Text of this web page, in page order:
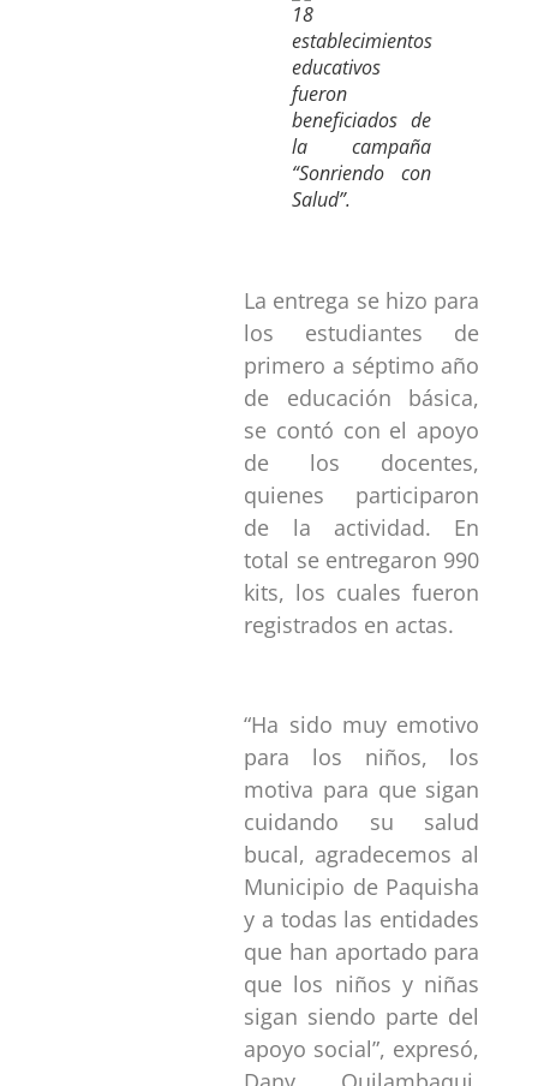
18
establecimientos
educativos
fueron
beneficiados de
la campaña
“Sonriendo con
Salud”.
La entrega se hizo para
los estudiantes de
primero a séptimo año
de educación básica,
se contó con el apoyo
de los docentes,
quienes participaron
de la actividad. En
total se entregaron 990
kits, los cuales fueron
registrados en actas.
“Ha sido muy emotivo
para los niños, los
motiva para que sigan
cuidando su salud
bucal, agradecemos al
Municipio de Paquisha
y a todas las entidades
que han aportado para
que los niños y niñas
sigan siendo parte del
apoyo social”, expresó,